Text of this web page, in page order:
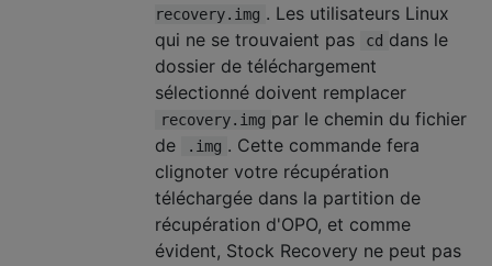
recovery.img . Les utilisateurs Linux
qui ne se trouvaient pas
cd dans le
dossier de téléchargement
sélectionné doivent remplacer
recovery.img par le chemin du fichier
de
.img . Cette commande fera
clignoter votre récupération
téléchargée dans la partition de
récupération d'OPO, et comme
évident, Stock Recovery ne peut pas